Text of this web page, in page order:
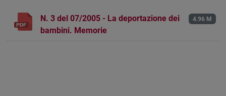
N. 3 del 07/2005 - La deportazione dei
bambini. Memorie
4.96 M